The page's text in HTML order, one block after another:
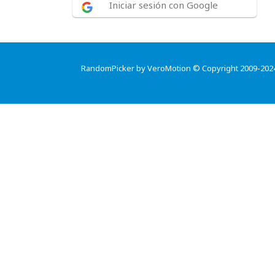
Iniciar sesión con Google
RandomPicker by VeroMotion © Copyright 2009-